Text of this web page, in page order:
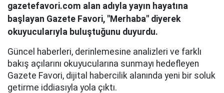
gazetefavori.com alan adıyla yayın hayatına
başlayan Gazete Favori, "Merhaba" diyerek
okuyucularıyla buluştuğunu duyurdu.
Güncel haberleri, derinlemesine analizleri ve farklı
bakış açılarını okuyucularına sunmayı hedefleyen
Gazete Favori, dijital habercilik alanında yeni bir soluk
getirme iddiasıyla yola çıktı.